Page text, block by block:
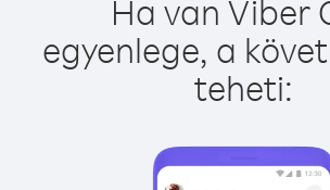
Ha van Viber
egyenlege, a
teheti: